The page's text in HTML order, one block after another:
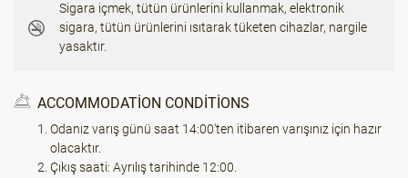
Sigara içmek, tütün ürünlerini kullanmak, elektronik
sigara, tütün ürünlerini ısıtarak tüketen cihazlar, nargile
yasaktır.
ACCOMMODATION CONDITIONS
Odanız varış günü saat 14:00'ten itibaren varışınız için hazır
olacaktır.
Çıkış saati: Ayrılış tarihinde 12:00.